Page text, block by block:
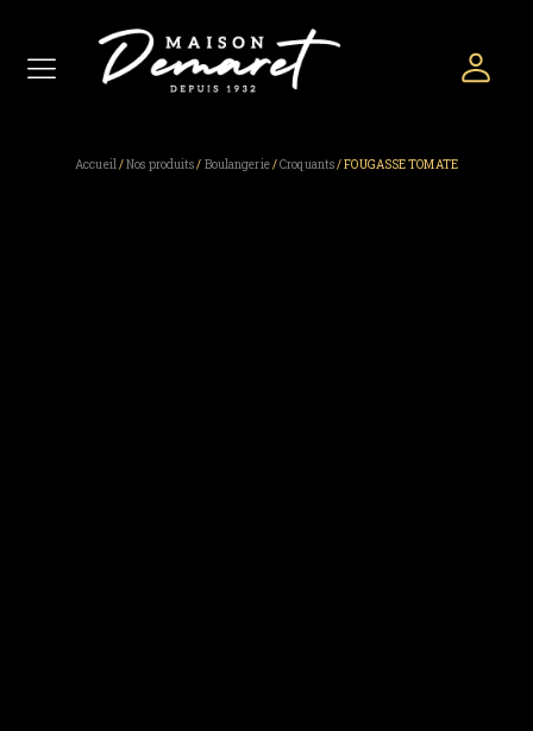
Accueil/Nos produits/ Boulangerie/Croquants/ FOUGASSE TOMATE